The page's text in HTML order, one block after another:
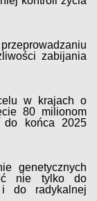
zabijania
w krajach o
80 milionom
do końca 2025
genetycznych
nie tylko do
do radykalnej